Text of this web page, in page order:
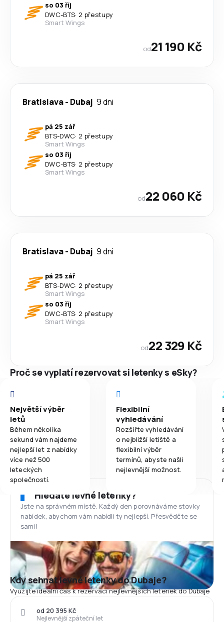
so 03 říj
DWC-BTS· 2 přestupy
Smart Wings
od21 190 Kč
Bratislava- Dubaj 9 dni
pá 25 zář
BTS-DWC· 2 přestupy
Smart Wings
so 03 říj
DWC-BTS· 2 přestupy
Smart Wings
od22 060 Kč
Bratislava- Dubaj 9 dni
pá 25 zář
BTS-DWC· 2 přestupy
Smart Wings
so 03 říj
DWC-BTS· 2 přestupy
Smart Wings
od22 329 Kč
Proč se vyplatí rezervovat si letenky s eSky?
Největší výběr
letů
Během několika
sekund vám najdeme
nejlepší let z nabídky
více než 500
leteckých
společností.
Flexibilní
vyhledávání
Rozšiřte vyhledávání
o nejbližší letiště a
flexibilní výběr
termínů, abyste našli
nejlevnější možnost.
Hledáte levné letenky?
Jste na správném místě. Každý den porovnáváme stovky
nabídek, abychom vám nabídli ty nejlepší. Přesvědčte se
sami!
Kdy sehnat levné letenky do Dubaje?
Využijte ideální čas k rezervaci nejlevnějších letenek do Dubaje
Nejlevnější zpáteční let
od 20 395 Kč